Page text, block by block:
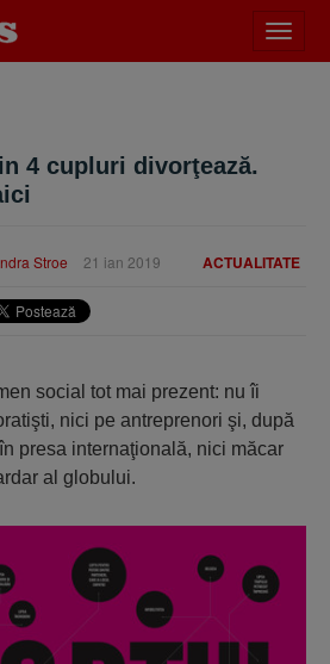
meniu
4 cupluri divorţează.
ACTUALITATE
Stroe 21 ian 2019
social tot mai prezent: nu îi
nici pe antreprenori şi, după
presa internaţională, nici măcar
al globului.